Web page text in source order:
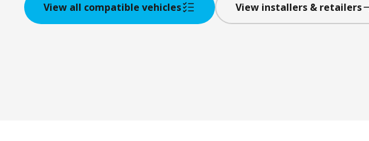
View all compatible vehicles View installers & retailers